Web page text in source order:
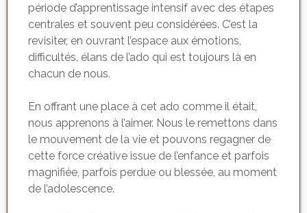
période d’apprentissage intensif avec des étapes
centrales et souvent peu considérées. C’est la
revisiter, en ouvrant l’espace aux émotions,
difficultés, élans de l’ado qui est toujours là en
chacun de nous.
En offrant une place à cet ado comme il était,
nous apprenons à l’aimer. Nous le remettons dans
le mouvement de la vie et pouvons regagner de
cette force créative issue de l’enfance et parfois
magnifiée, parfois perdue ou blessée, au moment
de l’adolescence.